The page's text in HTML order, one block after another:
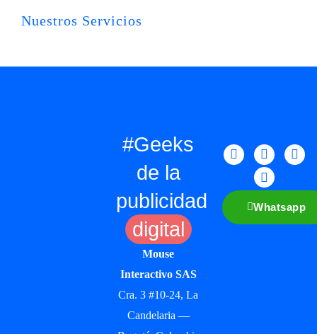
Nuestros Servicios
#Geeks
de la
publicidad
digital
Mouse
Interactivo SAS
Cra. 3 #10-24, La
Candelaria —
Whatsapp